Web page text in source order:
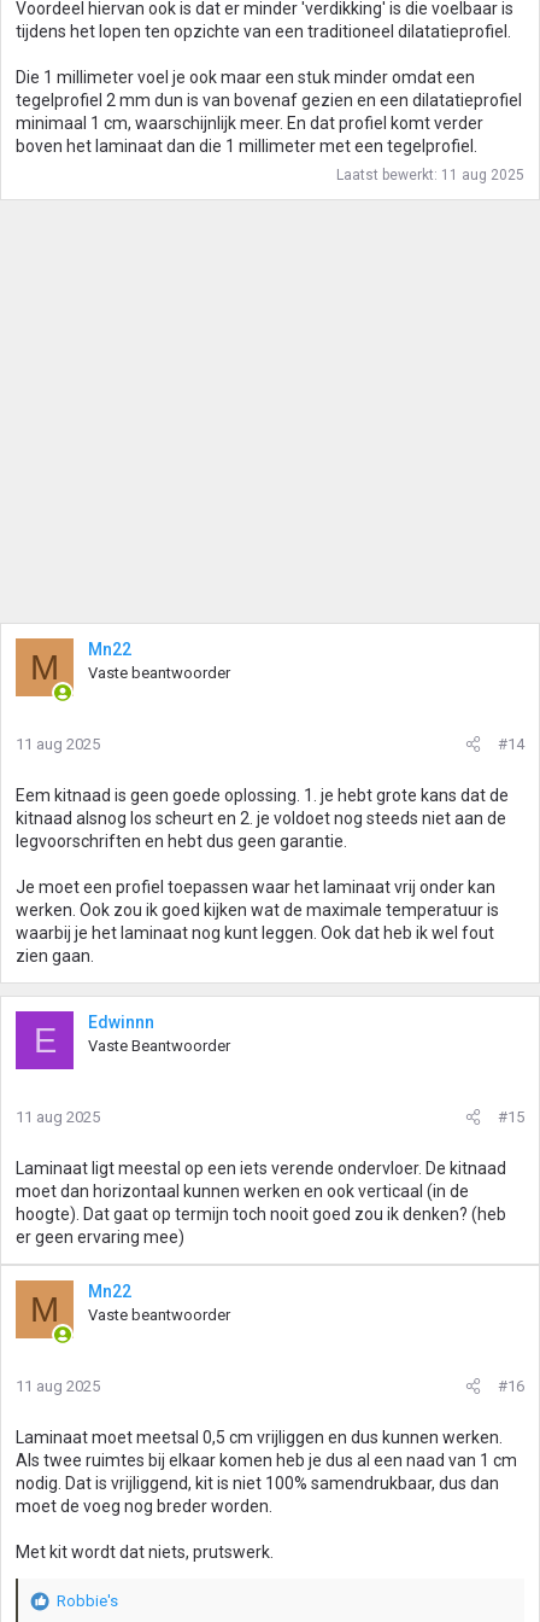
Voordeel hiervan ook is dat er minder 'verdikking' is die voelbaar is
tijdens het lopen ten opzichte van een traditioneel dilatatieprofiel.
Die 1 millimeter voel je ook maar een stuk minder omdat een
tegelprofiel 2 mm dun is van bovenaf gezien en een dilatatieprofiel
minimaal 1 cm, waarschijnlijk meer. En dat profiel komt verder
boven het laminaat dan die 1 millimeter met een tegelprofiel.
Laatst bewerkt: 11 aug 2025
M Mn22
Vaste beantwoorder
11 aug 2025 #14
Eem kitnaad is geen goede oplossing. 1. je hebt grote kans dat de
kitnaad alsnog los scheurt en 2. je voldoet nog steeds niet aan de
legvoorschriften en hebt dus geen garantie.
Je moet een profiel toepassen waar het laminaat vrij onder kan
werken. Ook zou ik goed kijken wat de maximale temperatuur is
waarbij je het laminaat nog kunt leggen. Ook dat heb ik wel fout
zien gaan.
E Edwinnn
Vaste Beantwoorder
11 aug 2025 #15
Laminaat ligt meestal op een iets verende ondervloer. De kitnaad
moet dan horizontaal kunnen werken en ook verticaal (in de
hoogte). Dat gaat op termijn toch nooit goed zou ik denken? (heb
er geen ervaring mee)
M Mn22
Vaste beantwoorder
11 aug 2025 #16
Laminaat moet meetsal 0,5 cm vrijliggen en dus kunnen werken.
Als twee ruimtes bij elkaar komen heb je dus al een naad van 1 cm
nodig. Dat is vrijliggend, kit is niet 100% samendrukbaar, dus dan
moet de voeg nog breder worden.
Met kit wordt dat niets, prutswerk.
W
Robbie's